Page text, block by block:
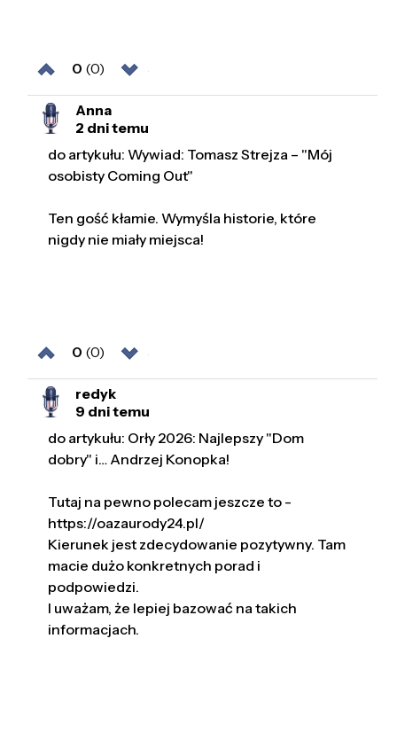
0 (0)
Anna
2 dni temu
do artykułu: Wywiad: Tomasz Strejza – "Mój
osobisty Coming Out"
Ten gość kłamie. Wymyśla historie, które
nigdy nie miały miejsca!
0 (0)
redyk
9 dni temu
do artykułu: Orły 2026: Najlepszy "Dom
dobry" i… Andrzej Konopka!
Tutaj na pewno polecam jeszcze to -
https://oazaurody24.pl/
Kierunek jest zdecydowanie pozytywny. Tam
macie dużo konkretnych porad i
podpowiedzi.
I uważam, że lepiej bazować na takich
informacjach.